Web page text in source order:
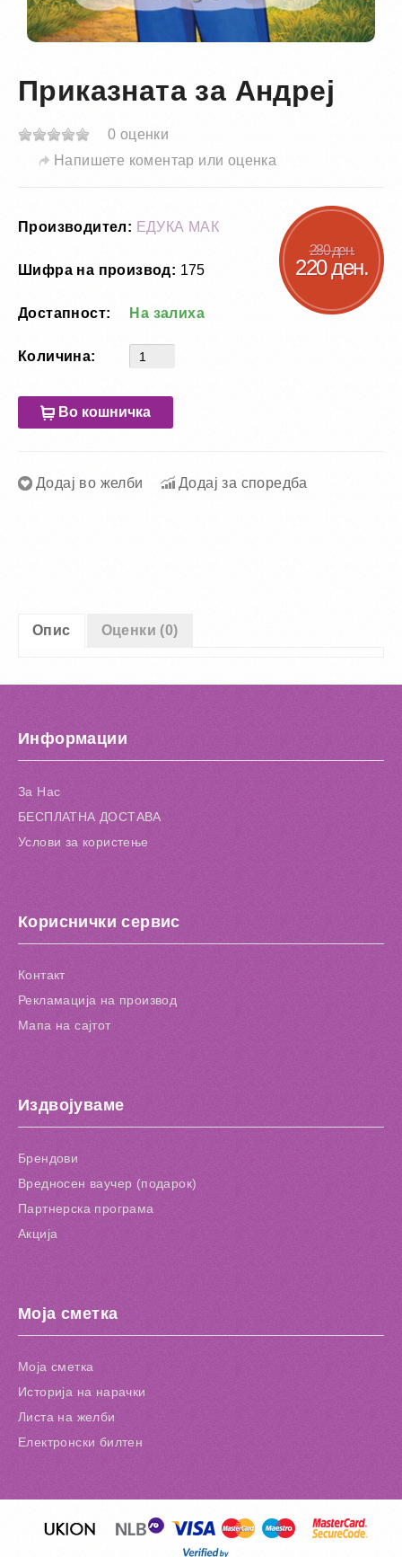
Приказната за Андреј
0 оценки
Напишете коментар или оценка
280 ден.
220 ден.
Производител: ЕДУКА МАК
Шифра на производ: 175
Достапност: На залиха
Количина:
Во кошничка
Додај во желби Додај за споредба
Опис Оценки (0)
Информации
За Нас
БЕСПЛАТНА ДОСТАВА
Услови за користење
Кориснички сервис
Контакт
Рекламација на производ
Мапа на сајтот
Издвојуваме
Брендови
Вредносен ваучер (подарок)
Партнерска програма
Акција
Моја сметка
Моја сметка
Историја на нарачки
Листа на желби
Електронски билтен